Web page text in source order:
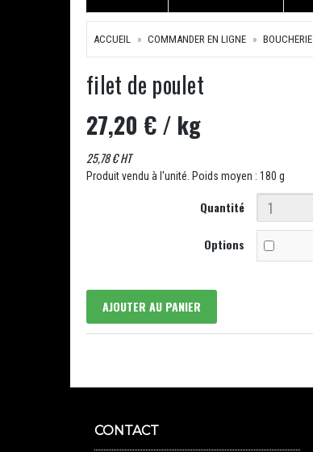
ACCUEIL COMMANDER EN LIGNE BOUCHERIE
filet de poulet
27,20 €/ kg
25,78 € HT
Produit vendu à l'unité. Poids moyen : 180 g
Quantité
Options
AJOUTER AU PANIER
CONTACT